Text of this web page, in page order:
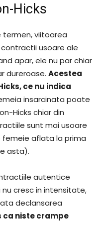
Hicks
termen, viitoarea
usoare ale
apar, ele nu par chiar
dureroase. Acestea
ce nu indica
insarcinata poate
Hicks chiar din
sunt mai usoare
aflata la prima
asta).
autentice
cresc in intensitate,
declansarea
ca niste crampe